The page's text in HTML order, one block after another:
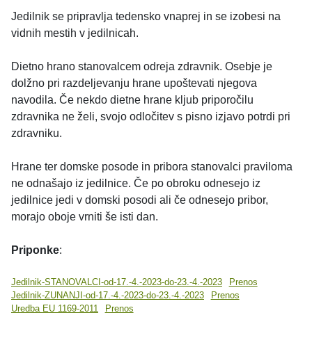
Jedilnik se pripravlja tedensko vnaprej in se izobesi na
vidnih mestih v jedilnicah.
Dietno hrano stanovalcem odreja zdravnik. Osebje je
dolžno pri razdeljevanju hrane upoštevati njegova
navodila. Če nekdo dietne hrane kljub priporočilu
zdravnika ne želi, svojo odločitev s pisno izjavo potrdi pri
zdravniku.
Hrane ter domske posode in pribora stanovalci praviloma
ne odnašajo iz jedilnice. Če po obroku odnesejo iz
jedilnice jedi v domski posodi ali če odnesejo pribor,
morajo oboje vrniti še isti dan.
Priponke:
Jedilnik-STANOVALCI-od-17.-4.-2023-do-23.-4.-2023
Prenos
Jedilnik-ZUNANJI-od-17.-4.-2023-do-23.-4.-2023
Prenos
Uredba EU 1169-2011
Prenos